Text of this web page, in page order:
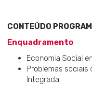
CONTEÚDO
Enquadramento
Economia Social
Problemas
Integrada